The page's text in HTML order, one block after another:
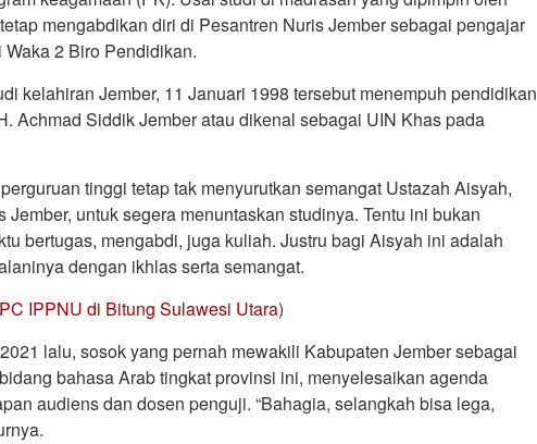
mengabdikan diri di Pesantren Nuris Jember sebagai pengajar
2 Biro Pendidikan.
kelahiran Jember, 11 Januari 1998 tersebut menempuh pendidikan
Achmad Siddik Jember atau dikenal sebagai UIN Khas pada
tinggi tetap tak menyurutkan semangat Ustazah Aisyah,
untuk segera menuntaskan studinya. Tentu ini bukan
bertugas, mengabdi, juga kuliah. Justru bagi Aisyah ini adalah
dengan ikhlas serta semangat.
IPPNU di Bitung Sulawesi Utara)
lalu, sosok yang pernah mewakili Kabupaten Jember sebagai
bahasa Arab tingkat provinsi ini, menyelesaikan agenda
audiens dan dosen penguji. “Bahagia, selangkah bisa lega,